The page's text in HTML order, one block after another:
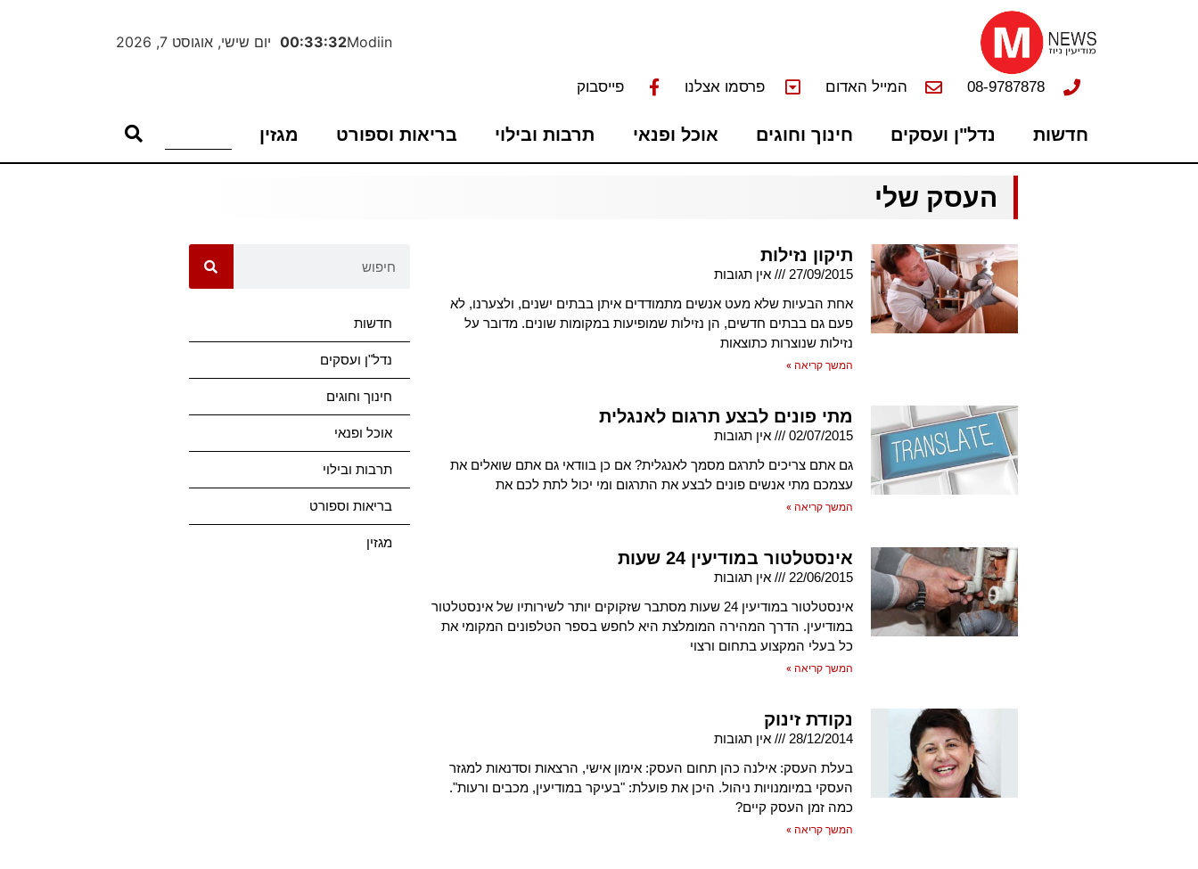
Modiin
00:33:32 יום שישי, אוגוסט 7, 2026
08-9787878 המייל האדום פרסמו אצלנו פייסבוק
חדשות נדל"ן ועסקים חינוך וחוגים אוכל ופנאי תרבות ובילוי בריאות וספורט מגזין
העסק שלי
תיקון נזילות
27/09/2015
אין תגובות
אחת הבעיות שלא מעט אנשים מתמודדים איתן בבתים ישנים, ולצערנו, לא
פעם גם בבתים חדשים, הן נזילות שמופיעות במקומות שונים. מדובר על
נזילות שנוצרות כתוצאות
המשך קריאה »
מתי פונים לבצע תרגום לאנגלית
02/07/2015
אין תגובות
גם אתם צריכים לתרגם מסמך לאנגלית? אם כן בוודאי גם אתם שואלים את
עצמכם מתי אנשים פונים לבצע את התרגום ומי יכול לתת לכם את
המשך קריאה »
אינסטלטור במודיעין 24 שעות
22/06/2015
אין תגובות
אינסטלטור במודיעין 24 שעות מסתבר שזקוקים יותר לשירותיו של אינסטלטור
במודיעין. הדרך המהירה המומלצת היא לחפש בספר הטלפונים המקומי את
כל בעלי המקצוע בתחום ורצוי
המשך קריאה »
נקודת זינוק
28/12/2014
אין תגובות
בעלת העסק: אילנה כהן תחום העסק: אימון אישי, הרצאות וסדנאות למגזר
העסקי במיומנויות ניהול. היכן את פועלת: "בעיקר במודיעין, מכבים ורעות".
כמה זמן העסק קיים?
המשך קריאה »
חדשות
נדל"ן ועסקים
חינוך וחוגים
אוכל ופנאי
תרבות ובילוי
בריאות וספורט
מגזין